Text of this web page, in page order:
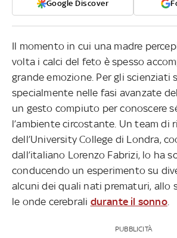
Google Discover
Il momento in cui una madre
volta i calci del feto è spesso
grande emozione. Per gli scienziati
specialmente nelle fasi avanzate
un gesto compiuto per conoscere
l’ambiente circostante. Un team di
dell’University College di Londra,
dall’italiano Lorenzo Fabrizi, lo ha
conducendo un esperimento su
alcuni dei quali nati prematuri, allo
le onde cerebrali durante il sonno.
PUBBLICITÀ